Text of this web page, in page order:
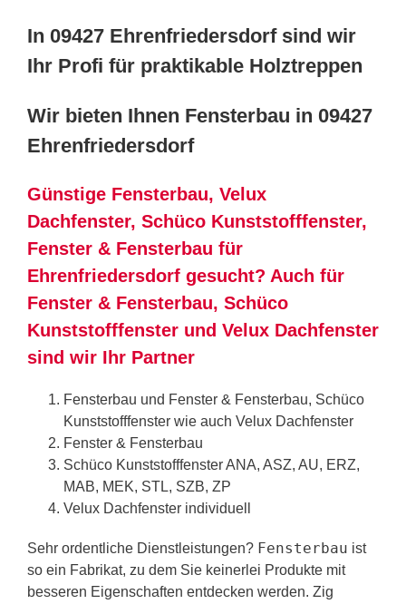
In 09427 Ehrenfriedersdorf sind wir
Ihr Profi für praktikable Holztreppen
Wir bieten Ihnen Fensterbau in 09427
Ehrenfriedersdorf
Günstige Fensterbau, Velux
Dachfenster, Schüco Kunststofffenster,
Fenster & Fensterbau für
Ehrenfriedersdorf gesucht? Auch für
Fenster & Fensterbau, Schüco
Kunststofffenster und Velux Dachfenster
sind wir Ihr Partner
Fensterbau und Fenster & Fensterbau, Schüco
Kunststofffenster wie auch Velux Dachfenster
Fenster & Fensterbau
Schüco Kunststofffenster ANA, ASZ, AU, ERZ,
MAB, MEK, STL, SZB, ZP
Velux Dachfenster individuell
Sehr ordentliche Dienstleistungen? Fensterbau ist
so ein Fabrikat, zu dem Sie keinerlei Produkte mit
besseren Eigenschaften entdecken werden. Zig